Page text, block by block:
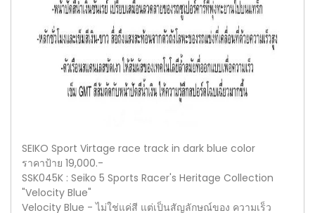
SEIKO Sport Virtage race track in dark blue color
ราคาป้าย 19,000.-
SSK045K : Seiko 5 Sports Racer's Heritage Collection
"Velocity Blue"
Velocity Blue - ไม่ใช่แค่สี แต่เป็นสัญลักษณ์ของ ความเร็ว